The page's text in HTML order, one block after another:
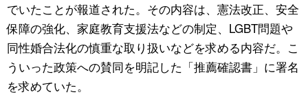
でいたことが報道された。その内容は、憲法改正、安全
保障の強化、家庭教育支援法などの制定、LGBT問題や
同性婚合法化の慎重な取り扱いなどを求める内容だ。こ
ういった政策への賛同を明記した「推薦確認書」に署名
を求めていた。